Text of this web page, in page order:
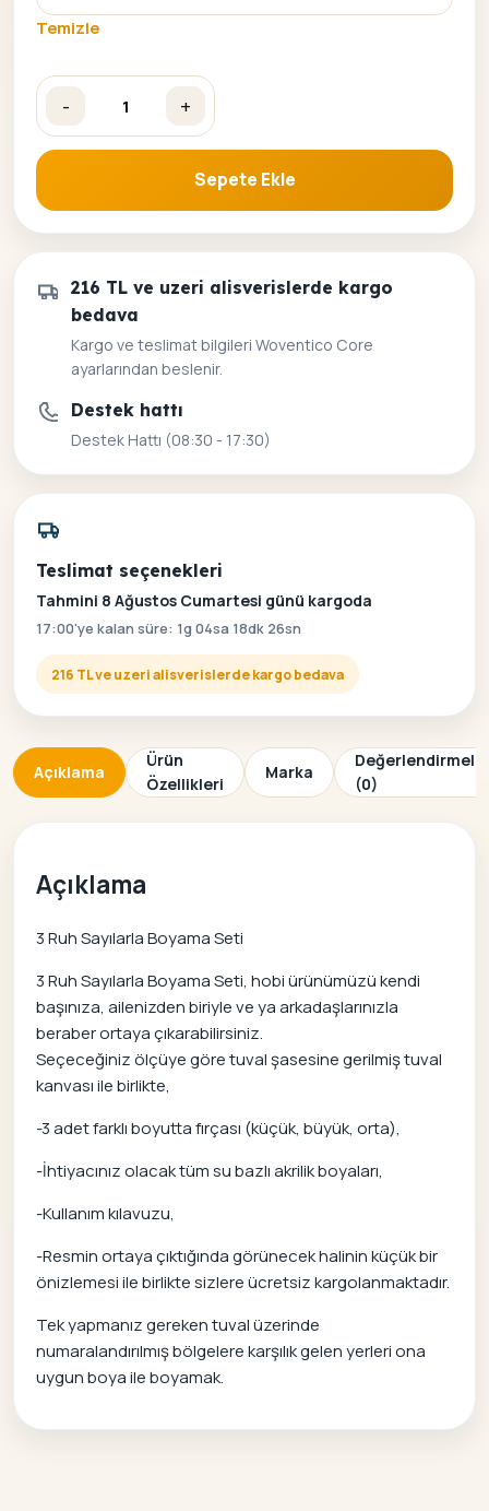
Temizle
-
3 Ruh Sayılarla Boyama Seti adet
+
Sepete Ekle
216 TL ve uzeri alisverislerde kargo
bedava
Kargo ve teslimat bilgileri Woventico Core
ayarlarından beslenir.
Destek hattı
Destek Hattı (08:30 - 17:30)
Teslimat seçenekleri
Tahmini 8 Ağustos Cumartesi günü kargoda
17:00'ye kalan süre: 1g 04sa 18dk 26sn
216 TL ve uzeri alisverislerde kargo bedava
Açıklama
Ürün
Özellikleri
Marka
(0)
Açıklama
3 Ruh Sayılarla Boyama Seti
3 Ruh Sayılarla Boyama Seti, hobi ürünümüzü kendi
başınıza, ailenizden biriyle ve ya arkadaşlarınızla
beraber ortaya çıkarabilirsiniz.
Seçeceğiniz ölçüye göre tuval şasesine gerilmiş tuval
kanvası ile birlikte,
-3 adet farklı boyutta fırçası (küçük, büyük, orta),
-İhtiyacınız olacak tüm su bazlı akrilik boyaları,
-Kullanım kılavuzu,
-Resmin ortaya çıktığında görünecek halinin küçük bir
önizlemesi ile birlikte sizlere ücretsiz kargolanmaktadır.
Tek yapmanız gereken tuval üzerinde
numaralandırılmış bölgelere karşılık gelen yerleri ona
uygun boya ile boyamak.